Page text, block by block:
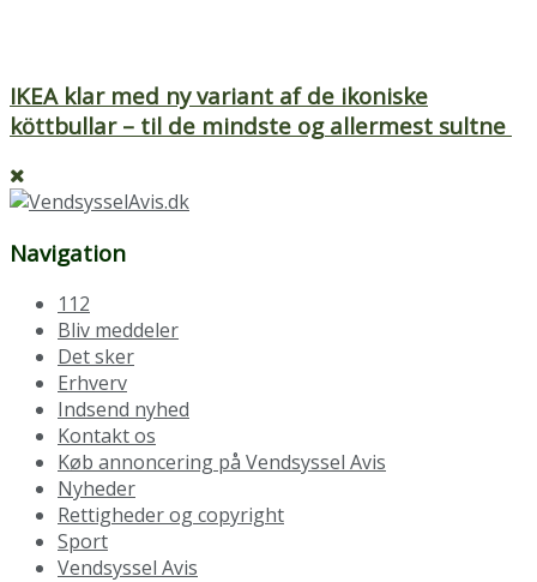
IKEA klar med ny variant af de ikoniske
köttbullar – til de mindste og allermest sultne
Navigation
112
Bliv meddeler
Det sker
Erhverv
Indsend nyhed
Kontakt os
Køb annoncering på Vendsyssel Avis
Nyheder
Rettigheder og copyright
Sport
Vendsyssel Avis